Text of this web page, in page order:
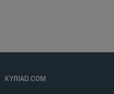
KYRIAD.COM